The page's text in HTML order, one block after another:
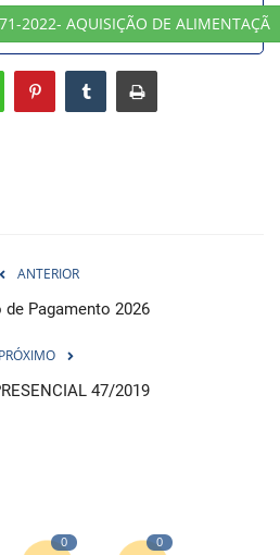
2022- AQUISIÇÃO DE ALIMENTAÇÃ
ANTERIOR
de Pagamento 2026
PRÓXIMO
47/2019
0 0